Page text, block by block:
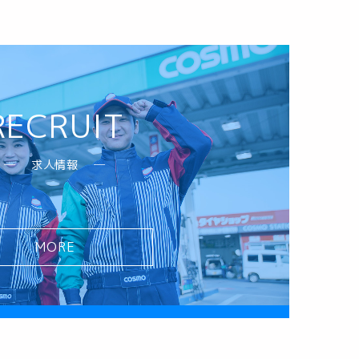
求人情報
MORE